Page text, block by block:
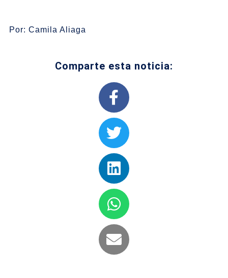
Por: Camila Aliaga
Comparte esta noticia: